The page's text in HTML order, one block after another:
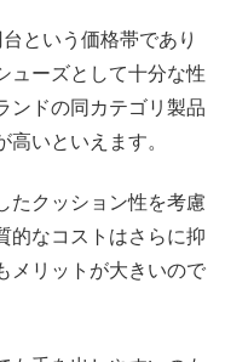
という価格帯であり
ューズとして十分な性
ンドの同カテゴリ製品
いといえます。
たクッション性を考慮
的なコストはさらに抑
メリットが大きいので